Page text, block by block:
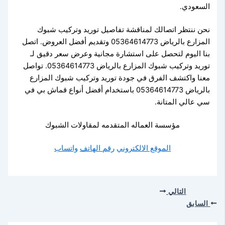
السعودي.
نحن ننتظر اتصالك لمناقشة تفاصيل توريد وتركيب شبوك
المزارع بالرياض 05364614773 وتقديم أفضل العروض. اتصل
بنا اليوم لتحصل على استشارة مجانية وعرض سعر دقيق لـ
توريد وتركيب شبوك المزارع بالرياض 05364614773. تواصل
معنا واكتشف الفرق في جودة توريد وتركيب شبوك المزارع
بالرياض 05364614773 باستخدام أفضل أنواع قماش بي في
سي عالي المتانة.
مؤسسة العماله المتقدمه لمقاولات الشبوك
الموقع الالكتروني رقم الهاتف واتساب
السابق
التالي